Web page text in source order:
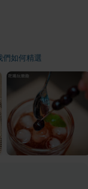
們如何精選